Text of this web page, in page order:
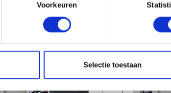
Voorkeuren
Selectie toestaan
HANDIG OM ER BIJ TE